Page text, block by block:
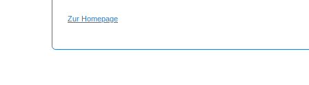
Zur Homepage